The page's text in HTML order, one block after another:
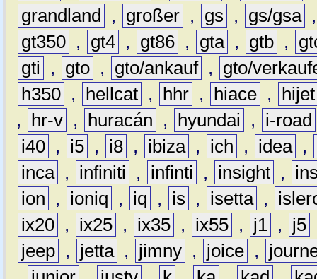
grandland
, großer , gs , gs/gsa
gt350 , gt4 , gt86 , gta , gtb ,
gti
, gto , gto/ankauf ,
gto/
h350 , hellcat , hhr , hiace ,
hijet
,
hr-v , huracán , hyundai ,
i-road
i40 , i5 , i8 , ibiza , ich , idea ,
inca , infiniti , infinti , insight ,
ion
, ioniq , iq , is , isetta ,
ix20 , ix25 , ix35 , ix55 , j1 , j5
jeep , jetta , jimny , joice ,